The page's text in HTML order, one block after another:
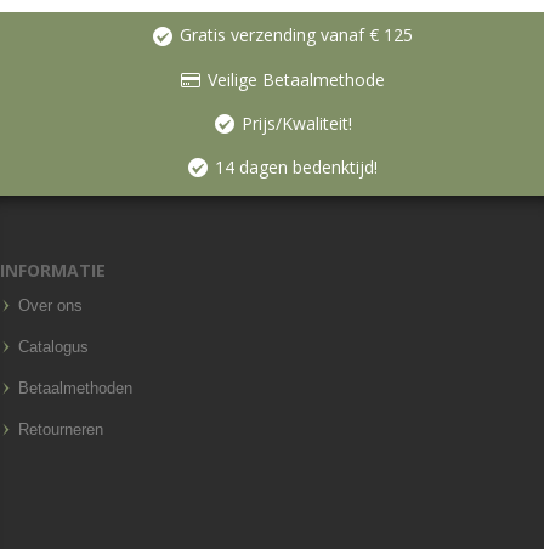
Gratis verzending vanaf € 125
Veilige Betaalmethode
Prijs/Kwaliteit!
14 dagen bedenktijd!
INFORMATIE
Over ons
Catalogus
Betaalmethoden
Retourneren